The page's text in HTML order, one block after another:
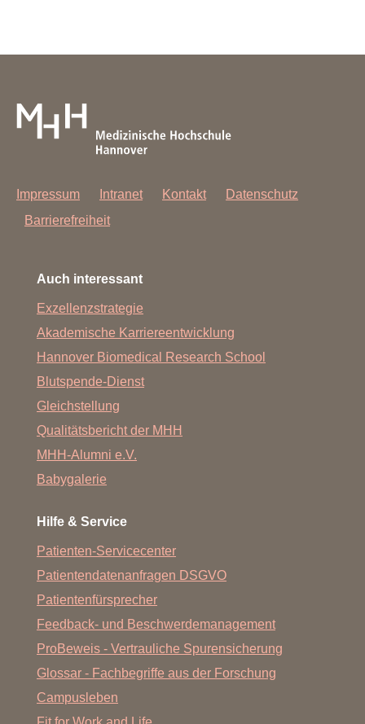
Impressum Intranet Kontakt
Datenschutz
Barrierefreiheit
Auch interessant
Exzellenzstrategie
Akademische Karriereentwicklung
Hannover Biomedical Research School
Blutspende-Dienst
Gleichstellung
Qualitätsbericht der MHH
MHH-Alumni e.V.
Babygalerie
Hilfe & Service
Patienten-Servicecenter
Patientendatenanfragen DSGVO
Patientenfürsprecher
Feedback- und Beschwerdemanagement
ProBeweis - Vertrauliche Spurensicherung
Glossar - Fachbegriffe aus der Forschung
Campusleben